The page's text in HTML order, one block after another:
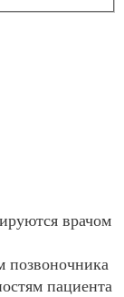
врачом
позвоночника
пациента